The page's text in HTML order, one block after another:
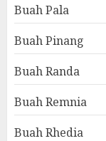
Buah Pala
Buah Pinang
Buah Randa
Buah Remnia
Buah Rhedia